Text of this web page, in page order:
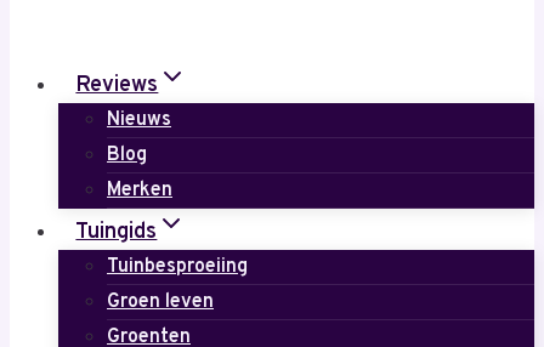
Reviews
Nieuws
Blog
Merken
Tuingids
Tuinbesproeiing
Groen leven
Groenten